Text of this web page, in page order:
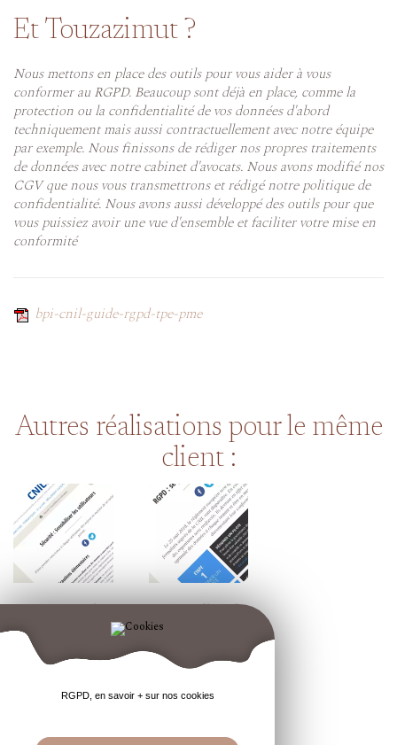
Et Touzazimut ?
Nous mettons en place des outils pour vous aider à vous
conformer au RGPD. Beaucoup sont déjà en place, comme la
protection ou la confidentialité de vos données d'abord
techniquement mais aussi contractuellement avec notre équipe
par exemple. Nous finissons de rédiger nos propres traitements
de données avec notre cabinet d'avocats. Nous avons modifié nos
CGV que nous vous transmettrons et rédigé notre politique de
confidentialité. Nous avons aussi développé des outils pour que
vous puissiez avoir une vue d'ensemble et faciliter votre mise en
conformité
bpi-cnil-guide-rgpd-tpe-pme
Autres réalisations pour le même
client :
une charte de
confidentialité
votre site
RGPD : liste des
(automatiques
qui vous
mettre en
RGPD, en savoir + sur nos cookies